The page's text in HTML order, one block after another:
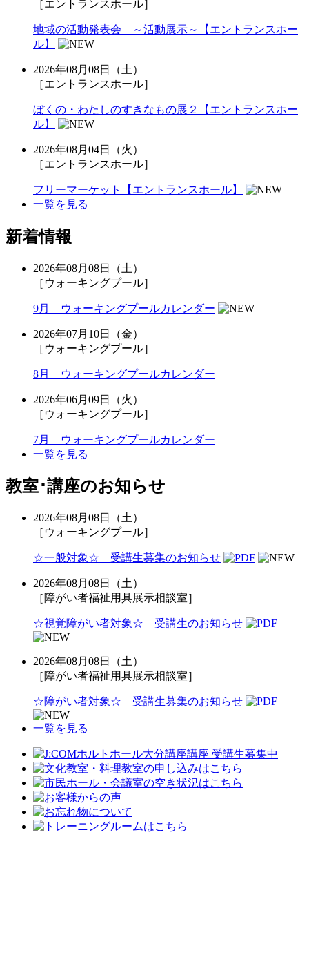
［エントランスホール］
地域の活動発表会 ～活動展示～【エントランスホー
ル】
2026年08月08日（土）
［エントランスホール］
ぼくの・わたしのすきなもの展２【エントランスホー
ル】
2026年08月04日（火）
［エントランスホール］
フリーマーケット【エントランスホール】
一覧を見る
新着情報
2026年08月08日（土）
［ウォーキングプール］
9月 ウォーキングプールカレンダー
2026年07月10日（金）
［ウォーキングプール］
8月 ウォーキングプールカレンダー
2026年06月09日（火）
［ウォーキングプール］
7月 ウォーキングプールカレンダー
一覧を見る
教室･講座のお知らせ
2026年08月08日（土）
［ウォーキングプール］
☆一般対象☆ 受講生募集のお知らせ
2026年08月08日（土）
［障がい者福祉用具展示相談室］
☆視覚障がい者対象☆ 受講生のお知らせ
2026年08月08日（土）
［障がい者福祉用具展示相談室］
☆障がい者対象☆ 受講生募集のお知らせ
一覧を見る